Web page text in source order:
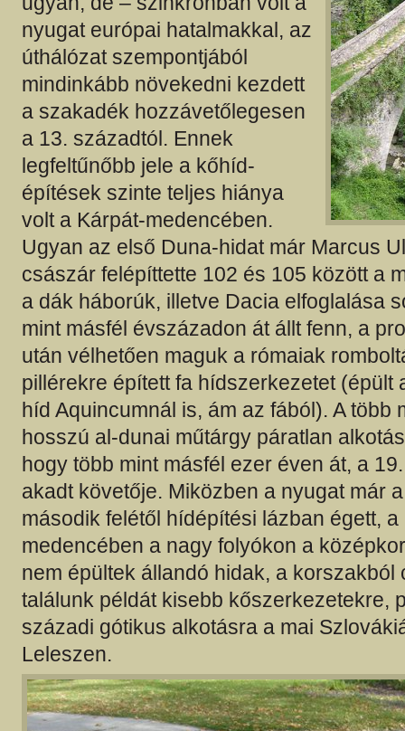
nyugat európai hatalmakkal, az
úthálózat szempontjából
mindinkább növekedni kezdett
a szakadék hozzávetőlegesen
a 13. századtól. Ennek
legfeltűnőbb jele a kőhíd-
építések szinte teljes hiánya
volt a Kárpát-medencében.
Ugyan az első Duna-hidat már Marcus
császár felépíttette 102 és 105 között a
a dák háborúk, illetve Dacia elfoglalása
mint másfél évszázadon át állt fenn, a
után vélhetően maguk a rómaiak
pillérekre épített fa hídszerkezetet (épült
híd Aquincumnál is, ám az fából). A több
hosszú al-dunai műtárgy páratlan
hogy több mint másfél ezer éven át, a
akadt követője. Miközben a nyugat már
második felétől hídépítési lázban égett, a
medencében a nagy folyókon a
nem épültek állandó hidak, a korszakból
találunk példát kisebb kőszerkezetekre,
századi gótikus alkotásra a mai
Leleszen.